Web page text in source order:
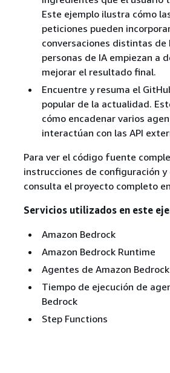
Este ejemplo ilustra cómo
peticiones pueden
conversaciones distintas de
personas de IA empiezan a
mejorar el resultado final.
Encuentre y resuma el
popular de la actualidad.
cómo encadenar varios
interactúan con las API
Para ver el código fuente
instrucciones de configuración y
consulta el proyecto completo en
Servicios utilizados en este
Amazon Bedrock
Amazon Bedrock Runtime
Agentes de Amazon Bedrock
Tiempo de ejecución de
Bedrock
Step Functions